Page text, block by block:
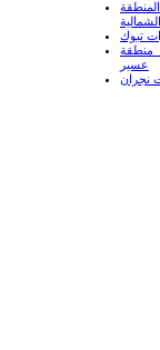
الشمالية
تبوك
منطقة
عسير
نجران